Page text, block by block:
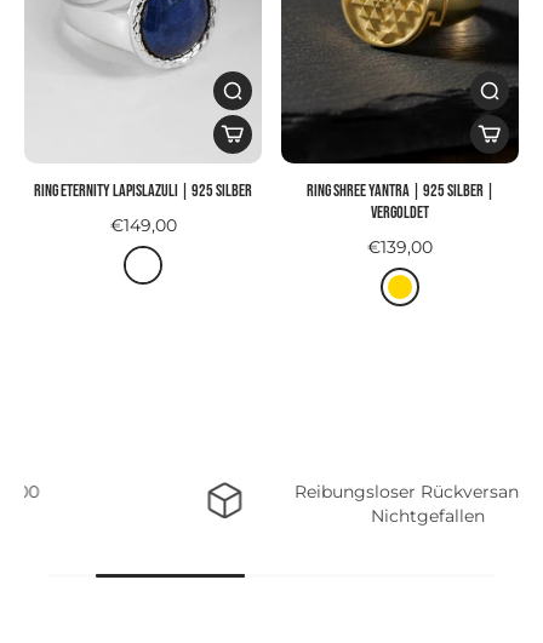
Ring ETERNITY LAPISLAZULI | 925 Silber
€149,00
Ring SHREE YANTRA | 925 Silber |
vergoldet
€139,00
Kostenloser Versand ab 50,00
Bestellwert in DE